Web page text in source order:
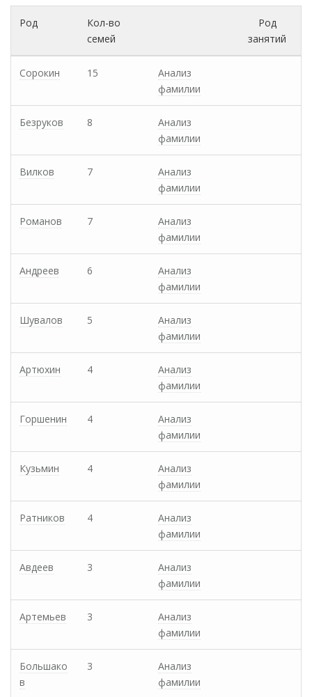
Род
Кол-во
семей
Род
занятий
Сорокин 15
Анализ
фамилии
Безруков 8
Анализ
фамилии
Вилков 7
Анализ
фамилии
Романов 7
Анализ
фамилии
Андреев 6
Анализ
фамилии
Шувалов 5
Анализ
фамилии
Артюхин 4
Анализ
фамилии
Горшенин 4
Анализ
фамилии
Кузьмин 4
Анализ
фамилии
Ратников 4
Анализ
фамилии
Авдеев 3
Анализ
фамилии
Артемьев 3
Анализ
фамилии
Большако
в
3
Анализ
фамилии